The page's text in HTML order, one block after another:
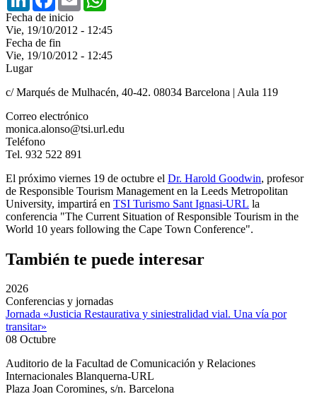
Fecha de inicio
Vie, 19/10/2012 - 12:45
Fecha de fin
Vie, 19/10/2012 - 12:45
Lugar
c/ Marqués de Mulhacén, 40-42. 08034 Barcelona | Aula 119
Correo electrónico
monica.alonso@tsi.url.edu
Teléfono
Tel. 932 522 891
El próximo viernes 19 de octubre el Dr. Harold Goodwin, profesor
de Responsible Tourism Management en la Leeds Metropolitan
University, impartirá en TSI Turismo Sant Ignasi-URL la
conferencia "The Current Situation of Responsible Tourism in the
World 10 years following the Cape Town Conference".
También te puede interesar
2026
Conferencias y jornadas
Jornada «Justicia Restaurativa y siniestralidad vial. Una vía por
transitar»
08 Octubre
Auditorio de la Facultad de Comunicación y Relaciones
Internacionales Blanquerna-URL
Plaza Joan Coromines, s/n. Barcelona